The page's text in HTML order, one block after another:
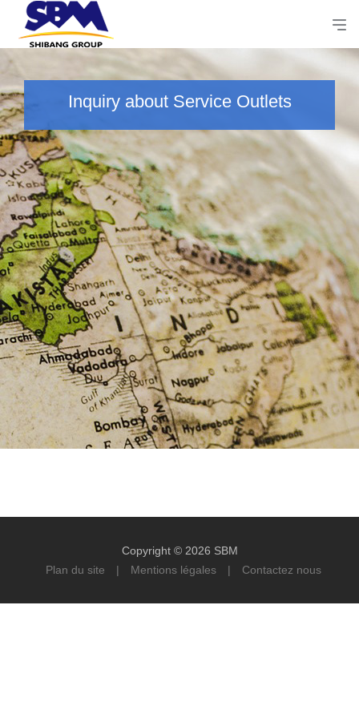
Inquiry about Service Outlets
Copyright © 2026 SBM
Plan du site
| Mentions légales | Contactez nous